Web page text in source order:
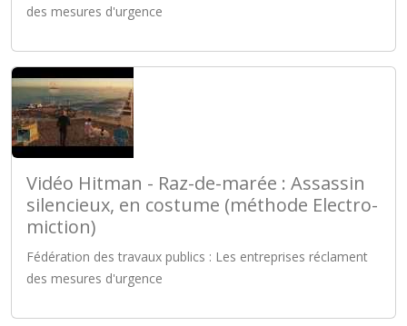
des mesures d'urgence
Vidéo Hitman - Raz-de-marée : Assassin
silencieux, en costume (méthode Electro-
miction)
Fédération des travaux publics : Les entreprises réclament
des mesures d'urgence